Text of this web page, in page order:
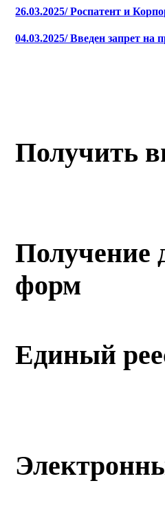
26.03.2025/ Роспатент и
04.03.2025/ Введен запрет
Получить
Получение
форм
Единый